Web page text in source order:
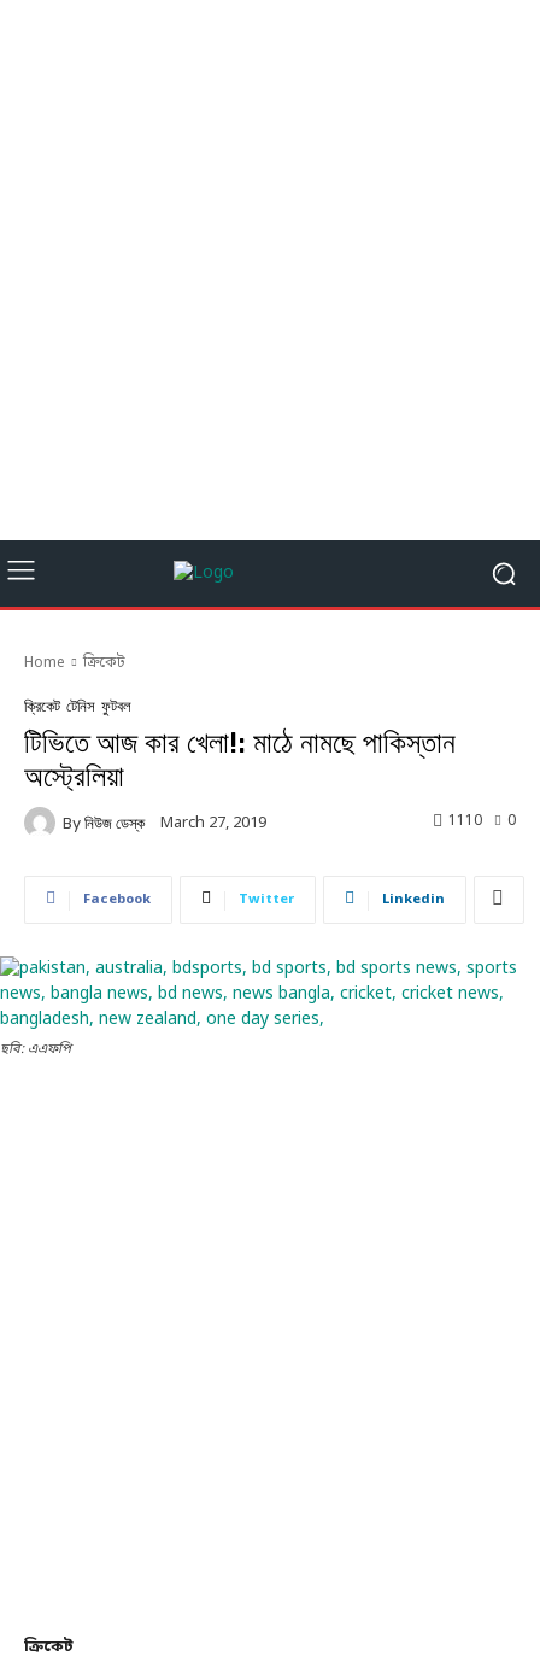
Home ক্রিকেট
ক্রিকেট টেনিস ফুটবল
টিভিতে আজ কার খেলা!: মাঠে নামছে পাকিস্তান
অস্ট্রেলিয়া
By নিউজ ডেস্ক March 27, 2019 0
1110
Facebook Twitter Linkedin
ছবি: এএফপি
ক্রিকেট